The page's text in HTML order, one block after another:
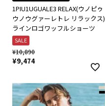
1PIU1UGUALE3 RELAX(ウノピゥ
ウノウグァーレトレ リラックス)
ラインロゴワッフルショーツ
SALE
¥10,890
¥9,474